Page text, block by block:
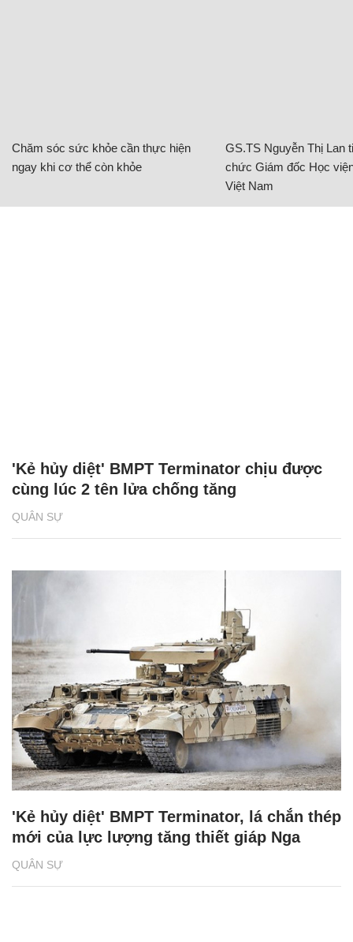
Chăm sóc sức khỏe cần thực hiện
ngay khi cơ thể còn khỏe
GS.TS Nguyễn Thị Lan
chức Giám đốc Học
Việt Nam
QUÂN SỰ
'Kẻ hủy diệt' BMPT Terminator chịu được
cùng lúc 2 tên lửa chống tăng
QUÂN SỰ
'Kẻ hủy diệt' BMPT Terminator, lá chắn thép
mới của lực lượng tăng thiết giáp Nga